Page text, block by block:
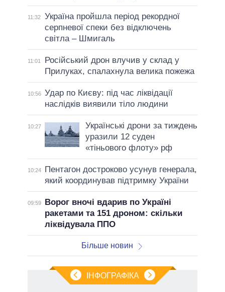
11:32
Україна пройшла період рекордної
серпневої спеки без відключень
світла – Шмигаль
11:01
Російський дрон влучив у склад у
Прилуках, спалахнула велика пожежа
10:56 Удар по Києву: під час ліквідації
наслідків виявили тіло людини
10:27
Українські дрони за тиждень
уразили 12 суден
«тіньового флоту» рф
10:24
Пентагон достроково усунув генерала,
який координував підтримку України
09:59
Ворог вночі вдарив по Україні
ракетами та 151 дроном: скільки
ліквідувала ППО
Більше новин
ІНФОГРАФІКА